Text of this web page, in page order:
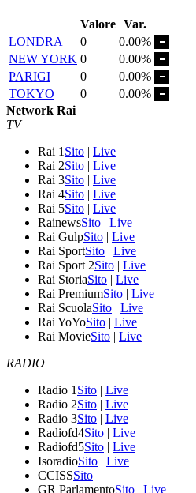
Valore Var.
LONDRA
0
0.00%
NEW YORK 0
0.00%
PARIGI
0
0.00%
TOKYO
0
0.00%
Network Rai
TV
Rai 1 Sito | Live
Rai 2Sito | Live
Rai 3Sito | Live
Rai 4Sito | Live
Rai 5Sito | Live
RainewsSito | Live
Rai GulpSito | Live
Rai SportSito | Live
Rai Sport 2Sito | Live
Rai StoriaSito | Live
Rai PremiumSito | Live
Rai ScuolaSito | Live
Rai YoYoSito | Live
Rai MovieSito | Live
RADIO
Radio 1 Sito | Live
Radio 2Sito | Live
Radio 3Sito | Live
Radiofd4Sito | Live
Radiofd5Sito | Live
IsoradioSito | Live
CCISSSito
GR ParlamentoSito | Live